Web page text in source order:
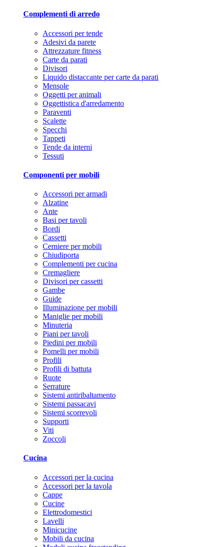
Complementi di arredo
Accessori per tende
Adesivi da parete
Attrezzature fitness
Carte da parati
Divisori
Liquido distaccante per carte da parati
Mensole
Oggetti per animali
Oggettistica d'arredamento
Paraventi
Scalette
Specchi
Tappeti
Tende da interni
Tessuti
Componenti per mobili
Accessori per armadi
Alzatine
Ante
Basi per tavoli
Bordi
Cassetti
Cerniere per mobili
Chiudiporta
Complementi per cucina
Cremagliere
Divisori per cassetti
Gambe
Guide
Illuminazione per mobili
Maniglie per mobili
Minuteria
Piani per tavoli
Piedini per mobili
Pomelli per mobili
Profili
Profili di battuta
Ruote
Serrature
Sistemi antiribaltamento
Sistemi passacavi
Sistemi scorrevoli
Supporti
Viti
Zoccoli
Cucina
Accessori per la cucina
Accessori per la tavola
Cappe
Cucine
Elettrodomestici
Lavelli
Minicucine
Mobili da cucina